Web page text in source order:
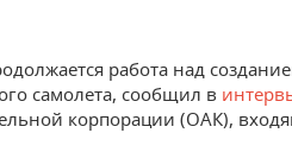
работа над
самолета, сообщил в
корпорации (ОАК),